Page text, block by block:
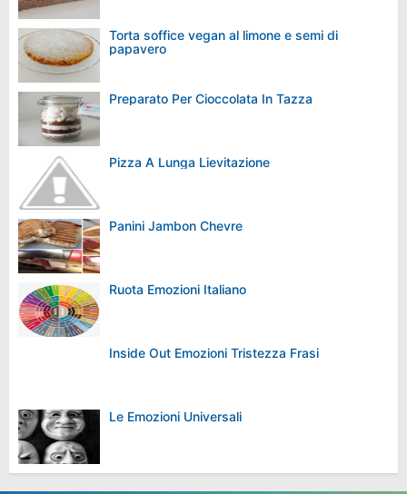
Torta soffice vegan al limone e semi di
papavero
Preparato Per Cioccolata In Tazza
Pizza A Lunga Lievitazione
Panini Jambon Chevre
Ruota Emozioni Italiano
Inside Out Emozioni Tristezza Frasi
Le Emozioni Universali